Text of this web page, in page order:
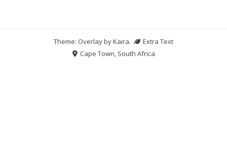
Theme: Overlay byKaira.
Extra Text
Cape Town, South Africa